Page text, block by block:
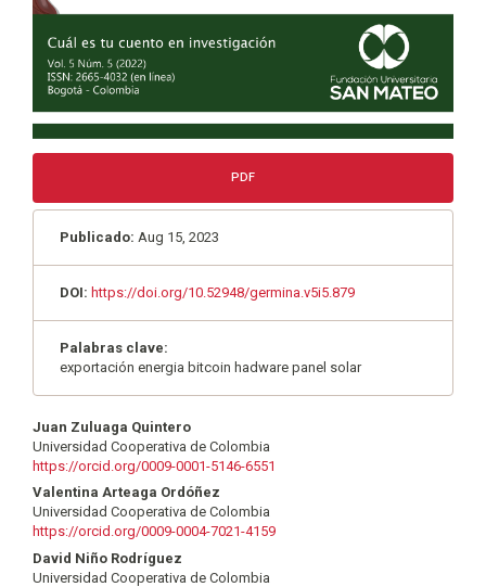
PDF
Publicado: Aug 15, 2023
DOI: https://doi.org/10.52948/germina.v5i5.879
Palabras clave:
exportación energia bitcoin hadware panel solar
Contenido
principal
del
artículo
Juan Zuluaga Quintero
Universidad Cooperativa de Colombia
https://orcid.org/0009-0001-5146-6551
Valentina Arteaga Ordóñez
Universidad Cooperativa de Colombia
https://orcid.org/0009-0004-7021-4159
David Niño Rodríguez
Universidad Cooperativa de Colombia